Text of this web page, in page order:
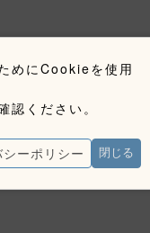
めにCookieを使用
認ください。
ーポリシー 閉じる